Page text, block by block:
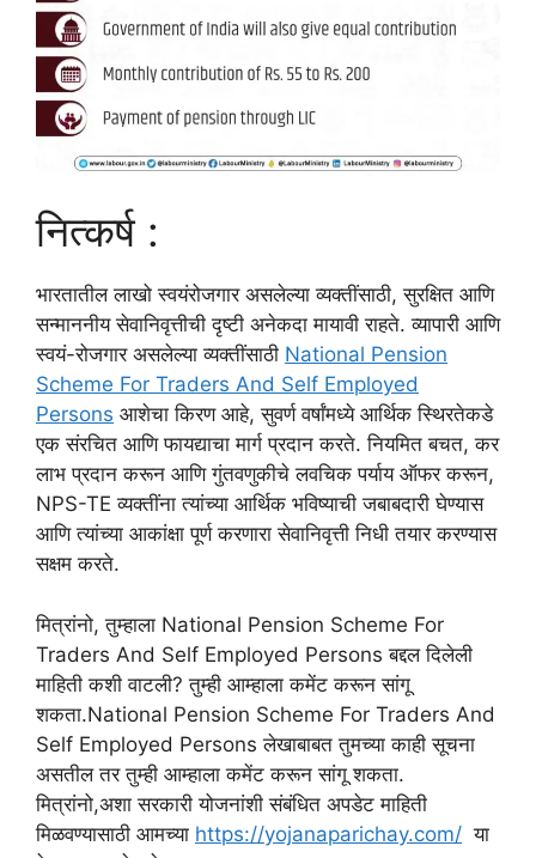
नित्कर्ष :
भारतातील लाखो स्वयंरोजगार असलेल्या व्यक्तींसाठी, सुरक्षित आणि
सन्माननीय सेवानिवृत्तीची दृष्टी अनेकदा मायावी राहते. व्यापारी आणि
स्वयं-रोजगार असलेल्या व्यक्तींसाठी National Pension
Scheme For Traders And Self Employed
Persons आशेचा किरण आहे, सुवर्ण वर्षांमध्ये आर्थिक स्थिरतेकडे
एक संरचित आणि फायद्याचा मार्ग प्रदान करते. नियमित बचत, कर
लाभ प्रदान करून आणि गुंतवणुकीचे लवचिक पर्याय ऑफर करून,
NPS-TE व्यक्तींना त्यांच्या आर्थिक भविष्याची जबाबदारी घेण्यास
आणि त्यांच्या आकांक्षा पूर्ण करणारा सेवानिवृत्ती निधी तयार करण्यास
सक्षम करते.
मित्रांनो, तुम्हाला National Pension Scheme For
Traders And Self Employed Persons बद्दल दिलेली
माहिती कशी वाटली? तुम्ही आम्हाला कमेंट करून सांगू
शकता.National Pension Scheme For Traders And
Self Employed Persons लेखाबाबत तुमच्या काही सूचना
असतील तर तुम्ही आम्हाला कमेंट करून सांगू शकता.
मित्रांनो,अशा सरकारी योजनांशी संबंधित अपडेट माहिती
मिळवण्यासाठी आमच्या https://yojanaparichay.com/ या